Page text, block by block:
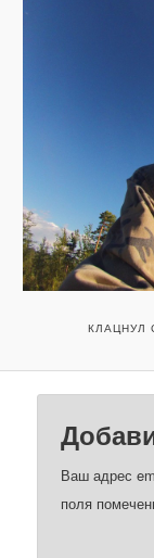
КЛАЦНУЛ
Ваш адрес
поля